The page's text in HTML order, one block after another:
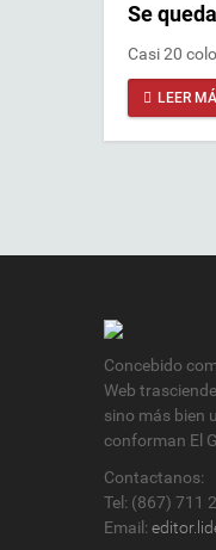
Se
Casi 20
LEER
Concebido
Web
sino más bien
conforman El
Contactanos:
Tel: (867) 711
Email: